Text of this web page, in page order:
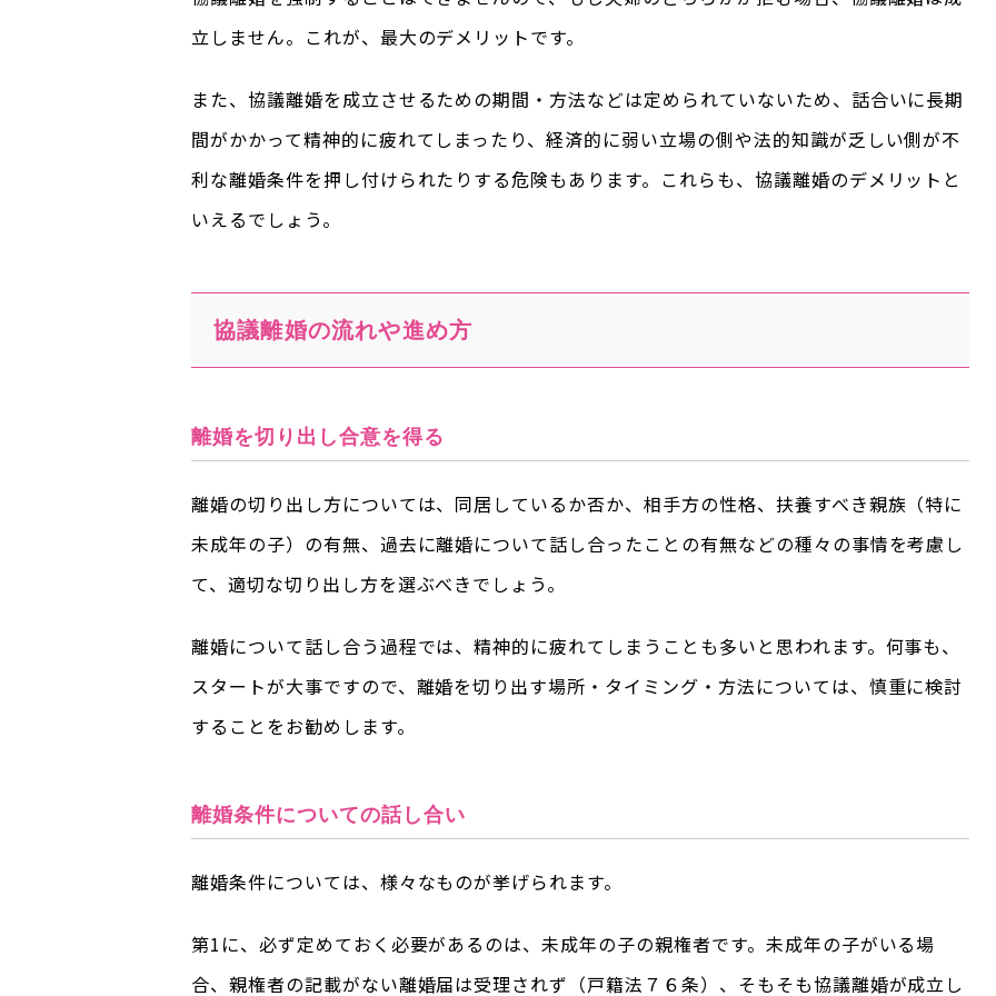
立しません。これが、最大のデメリットです。
また、協議離婚を成立させるための期間・方法などは定められていないため、話合いに長期
間がかかって精神的に疲れてしまったり、経済的に弱い立場の側や法的知識が乏しい側が不
利な離婚条件を押し付けられたりする危険もあります。これらも、協議離婚のデメリットと
いえるでしょう。
協議離婚の流れや進め方
離婚を切り出し合意を得る
離婚の切り出し方については、同居しているか否か、相手方の性格、扶養すべき親族（特に
未成年の子）の有無、過去に離婚について話し合ったことの有無などの種々の事情を考慮し
て、適切な切り出し方を選ぶべきでしょう。
離婚について話し合う過程では、精神的に疲れてしまうことも多いと思われます。何事も、
スタートが大事ですので、離婚を切り出す場所・タイミング・方法については、慎重に検討
することをお勧めします。
離婚条件についての話し合い
離婚条件については、様々なものが挙げられます。
第1に、必ず定めておく必要があるのは、未成年の子の親権者です。未成年の子がいる場
合、親権者の記載がない離婚届は受理されず（戸籍法７６条）、そもそも協議離婚が成立し